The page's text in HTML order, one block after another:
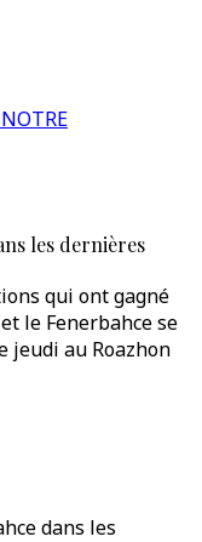
NOTRE
les dernières
qui ont gagné
le Fenerbahce se
jeudi au Roazhon
dans les